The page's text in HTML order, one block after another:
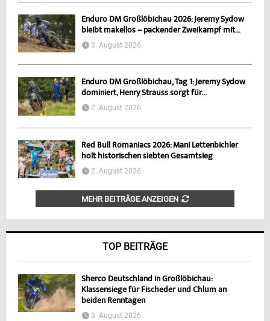
Enduro DM Großlöbichau 2026: Jeremy Sydow
bleibt makellos – packender Zweikampf mit...
3. August 2026
Enduro DM Großlöbichau, Tag 1: Jeremy Sydow
dominiert, Henry Strauss sorgt für...
2. August 2026
Red Bull Romaniacs 2026: Mani Lettenbichler
holt historischen siebten Gesamtsieg
2. August 2026
MEHR BEITRÄGE ANZEIGEN
TOP BEITRÄGE
Sherco Deutschland in Großlöbichau:
Klassensiege für Fischeder und Chlum an
beiden Renntagen
3. August 2026